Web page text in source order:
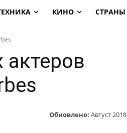
КИНО СТРАНЫ
Обновлено: Август 2018